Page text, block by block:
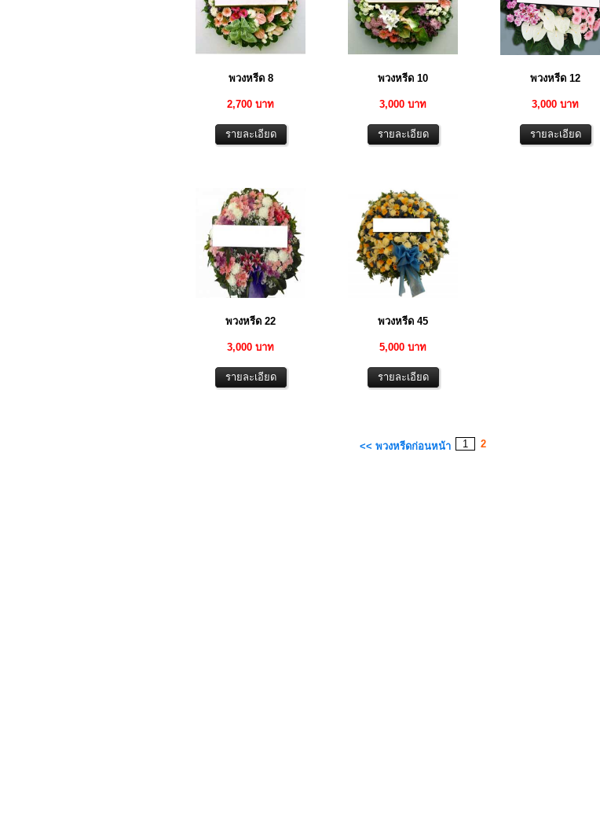
พวงหรีด 8
2,700 บาท
พวงหรีด 10
3,000 บาท
พวงหรีด 12
3,000 บาท
พวงหรีด 22
3,000 บาท
พวงหรีด 45
5,000 บาท
<< พวงหรีดก่อนหน้า 1 2